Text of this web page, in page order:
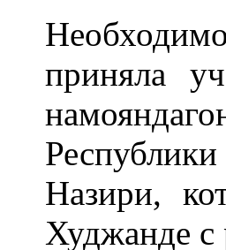
приняла
Назири,
Худжанде с